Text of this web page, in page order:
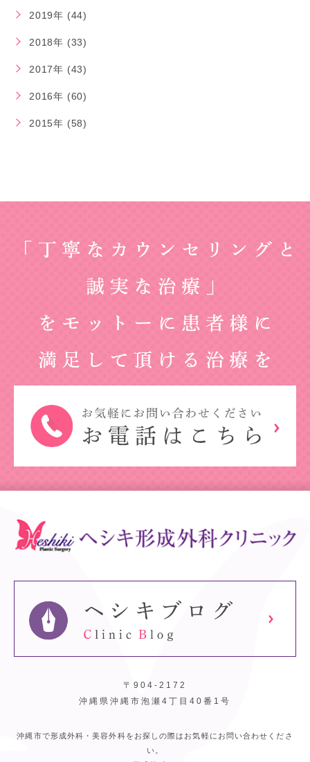
2019年 (44)
2018年 (33)
2017年 (43)
2016年 (60)
2015年 (58)
〒904-2172
沖縄県沖縄市泡瀬4丁目40番1号
沖縄市で形成外科・美容外科をお探しの際はお気軽にお問い合わせくださ
い。